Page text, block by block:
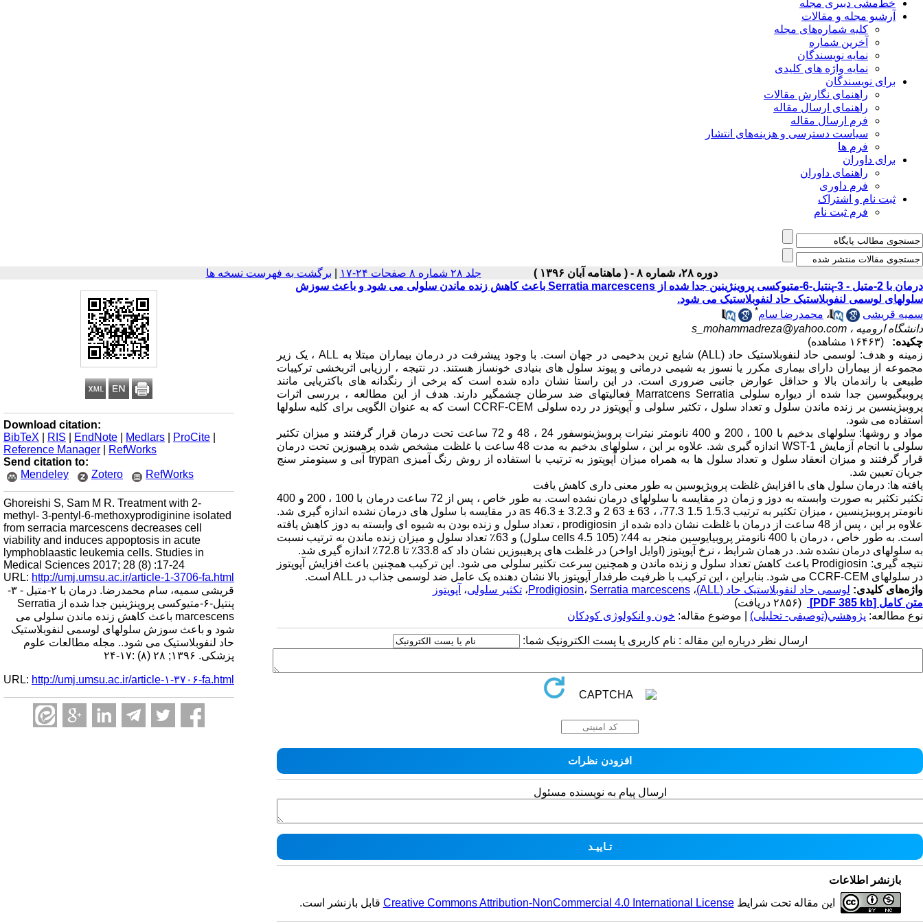
خط‌مشی دبیری مجله
آرشیو مجله و مقالات
کلیه شماره‌های مجله
آخرین شماره
نمایه نویسندگان
نمایه واژه های کلیدی
برای نویسندگان
راهنمای نگارش مقالات
راهنمای ارسال مقاله
فرم ارسال مقاله
سیاست دسترسی و هزینه‌های انتشار
فرم ها
برای داوران
راهنمای داوران
فرم داوری
ثبت نام و اشتراک
فرم ثبت نام
دوره ۲۸، شماره ۸ - ( ماهنامه آبان ۱۳۹۶ ) جلد ۲۸ شماره ۸ صفحات ۲۴-۱۷ برگشت به فهرست نسخه ها
Download citation:
BibTeX
RIS EndNote Medlars ProCite
Reference Manager
RefWorks
Send citation to:
Mendeley
Zotero RefWorks
Ghoreishi S, Sam M R. Treatment with 2-
methyl- 3-pentyl-6-methoxyprodiginine isolated
from serracia marcescens decreases cell
viability and induces appoptosis in acute
lymphoblaastic leukemia cells. Studies in
Medical Sciences 2017; 28 (8) :17-24
URL: http://umj.umsu.ac.ir/article-1-3706-fa.html
قریشی سمیه، سام محمدرضا. درمان با ۲-متیل - ۳-
پنتیل-۶-متیوکسی پروینژینین جدا شده از Serratia
marcescens باعث کاهش زنده ماندن سلولی می
شود و باعث سوزش سلولهای لوسمی لنفوبلاستیک
حاد لنفوبلاستیک می شود.. مجله مطالعات علوم
پزشکی. ۱۳۹۶; ۲۸ (۸) :۱۷-۲۴
URL: http://umj.umsu.ac.ir/article-۱-۳۷۰۶-fa.html
درمان با 2-متیل - 3-پنتیل-6-متیوکسی پروینژینین جدا شده از Serratia marcescens باعث کاهش زنده ماندن سلولی می شود و باعث سوزش
سلولهای لوسمی لنفوبلاستیک حاد لنفوبلاستیک می شود.
سمیه قریشی
، محمدرضا سام*
دانشگاه ارومیه ، s_mohammadreza@yahoo.com
چکیده:
(۱۶۴۶۳ مشاهده)
زمینه و هدف: لوسمی حاد لنفوبلاستیک حاد (ALL) شایع ترین بدخیمی در جهان است. با وجود پیشرفت در درمان بیماران مبتلا به ALL ، یک زیر
مجموعه از بیماران دارای بیماری مکرر یا نسوز به شیمی درمانی و پیوند سلول های بنیادی خونساز هستند. در نتیجه ، ارزیابی اثربخشی ترکیبات
طبیعی با راندمان بالا و حداقل عوارض جانبی ضروری است. در این راستا نشان داده شده است که برخی از رنگدانه های باکتریایی مانند
پروبیگیوسین جدا شده از دیواره سلولی Marratcens Serratia فعالیتهای ضد سرطان چشمگیر دارند. هدف از این مطالعه ، بررسی اثرات
پروبیژینسین بر زنده ماندن سلول و تعداد سلول ، تکثیر سلولی و آپوپتوز در رده سلولی CCRF-CEM است که به عنوان الگویی برای کلیه سلولها
استفاده می شود.
مواد و روشها: سلولهای بدخیم با 100 ، 200 و 400 نانومتر نیترات پروبیژینوسفور 24 ، 48 و 72 ساعت تحت درمان قرار گرفتند و میزان تکثیر
سلولی با انجام آزمایش WST-1 اندازه گیری شد. علاوه بر این ، سلولهای بدخیم به مدت 48 ساعت با غلظت مشخص شده پرهیبوزین تحت درمان
قرار گرفتند و میزان انعقاد سلول و تعداد سلول ها به همراه میزان آپوپتوز به ترتیب با استفاده از روش رنگ آمیزی trypan آبی و سیتومتر سنج
جریان تعیین شد.
یافته ها: درمان سلول های با افزایش غلظت پرویژیوسین به طور معنی داری کاهش یافت
تکثیر تکثیر به صورت وابسته به دوز و زمان در مقایسه با سلولهای درمان نشده است. به طور خاص ، پس از 72 ساعت درمان با 100 ، 200 و 400
نانومتر پروبیژینسین ، میزان تکثیر به ترتیب 1.5.3 1.5 77.3، ، 63 ± 63 2 و 3.2.3 ± 46.3 as در مقایسه با سلول های درمان نشده اندازه گیری شد.
علاوه بر این ، پس از 48 ساعت از درمان با غلظت نشان داده شده از prodigiosin ، تعداد سلول و زنده بودن به شیوه ای وابسته به دوز کاهش یافته
است. به طور خاص ، درمان با 400 نانومتر پروبیایوسین منجر به 44٪ (105 cells 4.5 سلول) و 63٪ تعداد سلول و میزان زنده ماندن به ترتیب نسبت
به سلولهای درمان نشده شد. در همان شرایط ، نرخ آپوپتوز (اوایل اواخر) در غلظت های پرهیبوزین نشان داد که 33.8٪ تا 72.8٪ اندازه گیری شد.
نتیجه گیری: Prodigiosin باعث کاهش تعداد سلول و زنده ماندن و همچنین سرعت تکثیر سلولی می شود. این ترکیب همچنین باعث افزایش آپوپتوز
در سلولهای CCRF-CEM می شود. بنابراین ، این ترکیب با ظرفیت طرفدار آپوپتوز بالا نشان دهنده یک عامل ضد لوسمی جذاب در ALL است.
واژه‌های کلیدی: لوسمی حاد لنفوبلاستیک حاد (ALL) ، Prodigiosin، Serratia marcescens ، تکثیر سلولی، آپوپتوز
متن کامل [PDF 385 kb]
(۲۸۵۶ دریافت)
نوع مطالعه: پژوهشي(توصیفی- تحلیلی) | موضوع مقاله: خون و انکولوژی کودکان
ارسال نظر درباره این مقاله : نام کاربری یا پست الکترونیک شما:
ارسال پیام به نویسنده مسئول
بازنشر اطلاعات
این مقاله تحت شرایطCreative Commons Attribution-NonCommercial 4.0 International License قابل بازنشر است.